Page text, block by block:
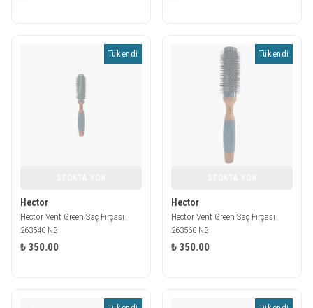
Tükendi
Hector
Hector Vent Green Saç Fırçası
263540 NB
₺ 350.00
Tükendi
Hector
Hector Vent Green Saç Fırçası
263560 NB
₺ 350.00